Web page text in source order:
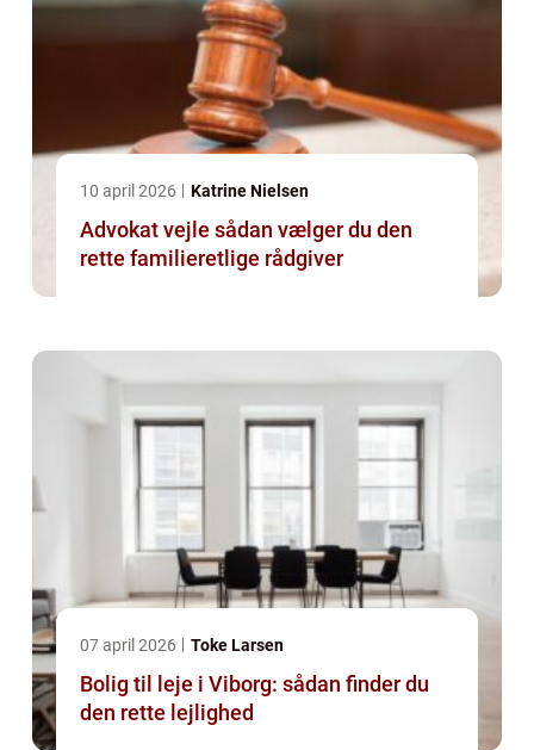
10 april 2026 Katrine Nielsen
Advokat vejle sådan vælger du den
rette familieretlige rådgiver
07 april 2026 Toke Larsen
Bolig til leje i Viborg: sådan finder du
den rette lejlighed